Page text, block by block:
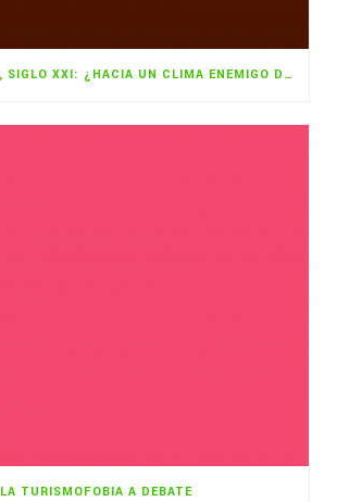
MEDITERRÁNEO, SIGLO XXI: ¿HACIA UN CLIMA ENEMIGO DEL TURISMO?
LA TURISMOFOBIA A DEBATE